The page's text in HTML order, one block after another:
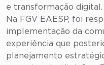
e transformação digital.
Na FGV EAESP, foi
implementação da
experiência que
planejamento